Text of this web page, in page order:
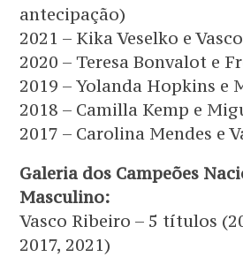
antecipação)
2021 – Kika Veselko e
2020 – Teresa Bonvalot e
2019 – Yolanda Hopkins e
2018 – Camilla Kemp e
2017 – Carolina Mendes e
Galeria dos Campeões
Masculino:
Vasco Ribeiro – 5 títulos
2017, 2021)